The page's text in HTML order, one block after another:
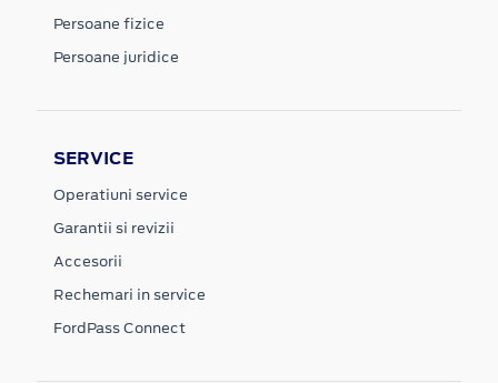
Persoane fizice
Persoane juridice
SERVICE
Operatiuni service
Garantii si revizii
Accesorii
Rechemari in service
FordPass Connect